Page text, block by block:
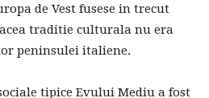
de Vest fusese in trecut
traditie culturala nu era
peninsulei italiene.
tipice Evului Mediu a fost